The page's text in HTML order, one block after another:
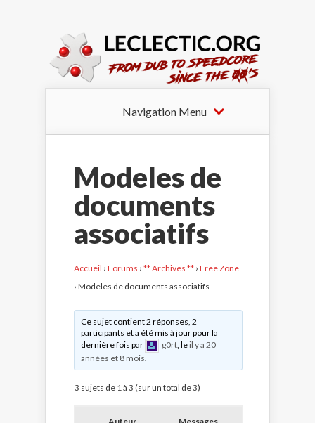
Navigation Menu
Modeles de
documents
associatifs
Accueil › Forums › ** Archives ** › Free Zone
› Modeles de documents associatifs
Ce sujet contient 2 réponses, 2
participants et a été mis à jour pour la
dernière fois par
g0rt , leil y a 20
années et 8 mois
3 sujets de 1 à 3 (sur un total de 3)